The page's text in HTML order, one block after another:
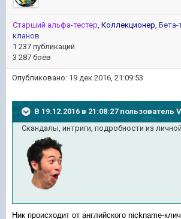
Старший альфа-тестер, Коллекционер, Бета-
кланов
1 237 публикаций
3 287 боёв
Опубликовано: 19 дек 2016, 21:09:53
В 19.12.2016 в 21:08:27 пользователь
Скандалы, интриги, подробности из
Ник происходит от английского nickname-